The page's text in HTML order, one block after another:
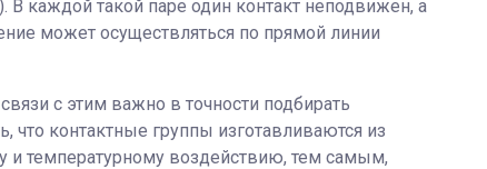
В каждой такой паре один контакт неподвижен, а
может осуществляться по прямой линии
с этим важно в точности подбирать
что контактные группы изготавливаются из
и температурному воздействию, тем самым,